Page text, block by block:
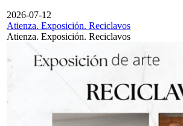
2026-07-12
Atienza. Exposición. Reciclavos
Atienza. Exposición. Reciclavos